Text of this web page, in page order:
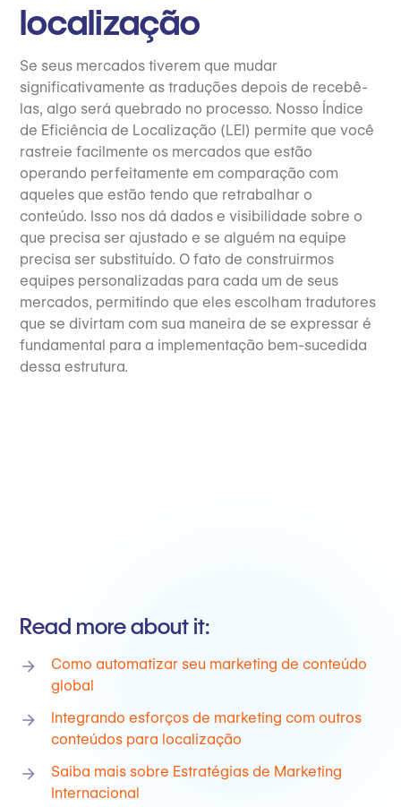
localização
Se seus mercados tiverem que mudar
significativamente as traduções depois de recebê-
las, algo será quebrado no processo. Nosso Índice
de Eficiência de Localização (LEI) permite que você
rastreie facilmente os mercados que estão
operando perfeitamente em comparação com
aqueles que estão tendo que retrabalhar o
conteúdo. Isso nos dá dados e visibilidade sobre o
que precisa ser ajustado e se alguém na equipe
precisa ser substituído. O fato de construirmos
equipes personalizadas para cada um de seus
mercados, permitindo que eles escolham tradutores
que se divirtam com sua maneira de se expressar é
fundamental para a implementação bem-sucedida
dessa estrutura.
Read more about it:
Como automatizar seu marketing de conteúdo
global
Integrando esforços de marketing com outros
conteúdos para localização
Saiba mais sobre Estratégias de Marketing
Internacional